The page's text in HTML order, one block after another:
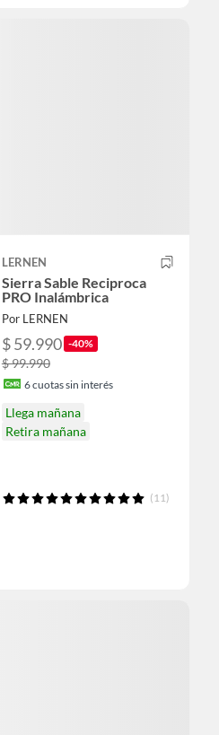
LERNEN
Sierra Sable Reciproca
PRO Inalámbrica
Por LERNEN
$ 59.990 -40%
$ 99.990
6cuotas sin interés
Llega mañana
Retira mañana
(11)